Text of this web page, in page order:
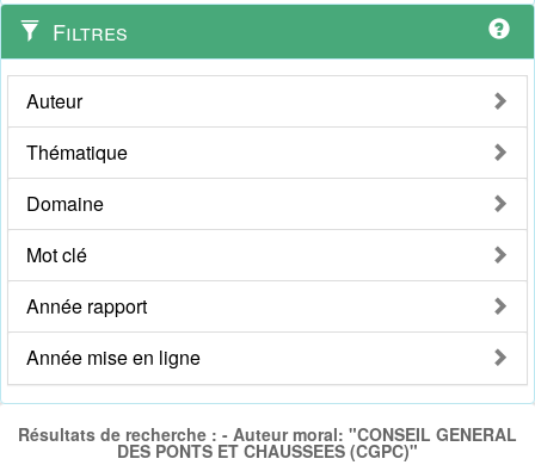
Filtres
Auteur
Thématique
Domaine
Mot clé
Année rapport
Année mise en ligne
Résultats de recherche : - Auteur moral: "CONSEIL GENERAL
DES PONTS ET CHAUSSEES (CGPC)"